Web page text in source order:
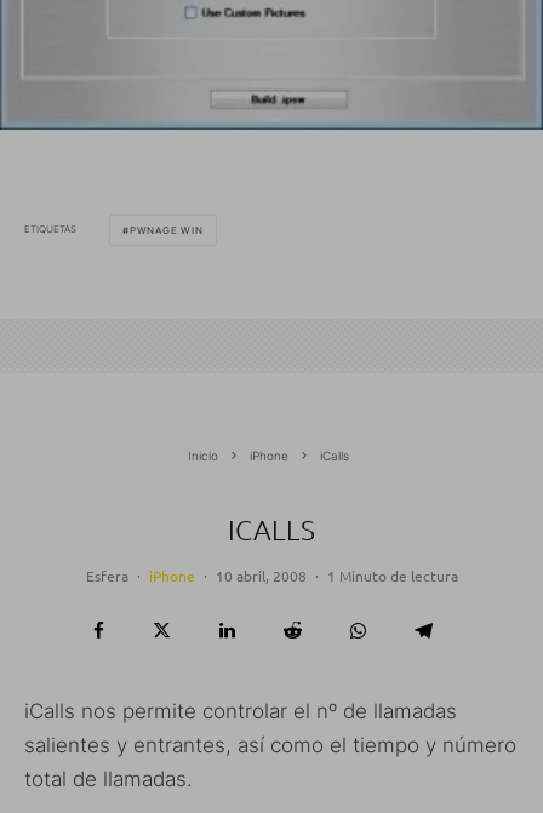
ETIQUETAS PWNAGE WIN
Inicio iPhone iCalls
ICALLS
Esfera · iPhone · 10 abril, 2008 · 1 Minuto de lectura
iCalls nos permite controlar el nº de llamadas
salientes y entrantes, así como el tiempo y número
total de llamadas.